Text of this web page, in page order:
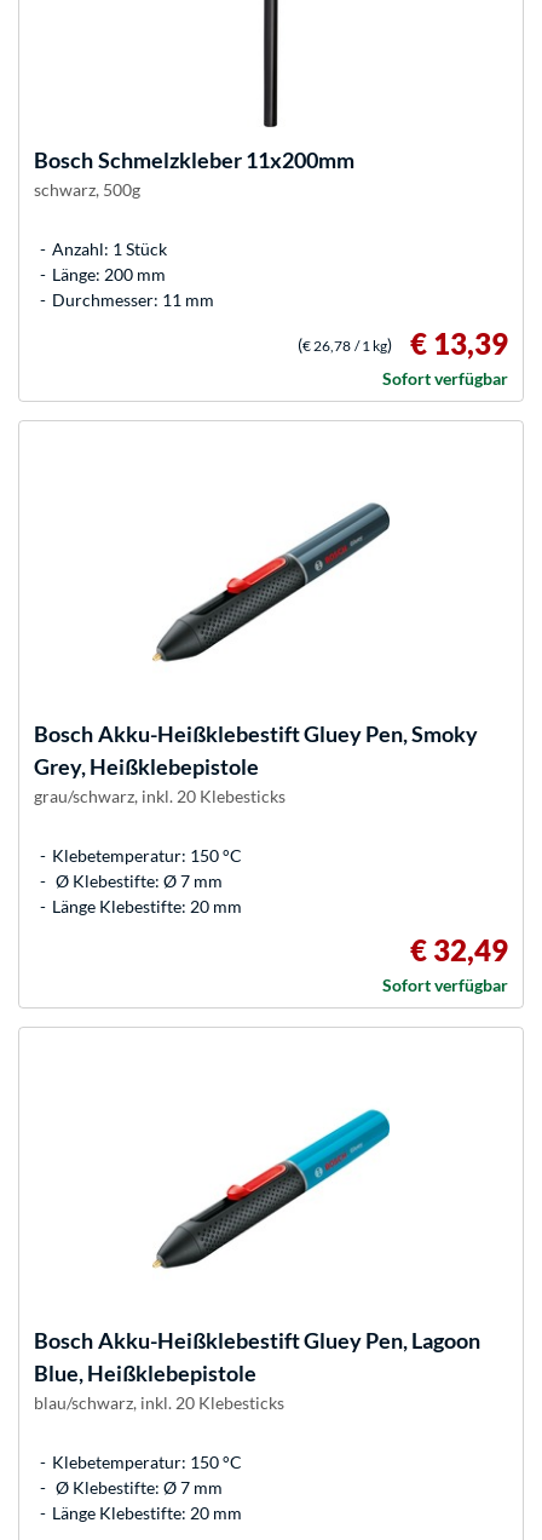
BoschSchmelzkleber 11x200mm
schwarz, 500g
Anzahl: 1 Stück
Länge: 200 mm
Durchmesser: 11 mm
(€ 26,78 / 1 kg) € 13,39
Sofort verfügbar
BoschAkku-Heißklebestift Gluey Pen, Smoky
Grey, Heißklebepistole
grau/schwarz, inkl. 20 Klebesticks
Klebetemperatur: 150 °C
Ø Klebestifte: Ø 7 mm
Länge Klebestifte: 20 mm
€ 32,49
Sofort verfügbar
BoschAkku-Heißklebestift Gluey Pen, Lagoon
Blue, Heißklebepistole
blau/schwarz, inkl. 20 Klebesticks
Klebetemperatur: 150 °C
Ø Klebestifte: Ø 7 mm
Länge Klebestifte: 20 mm